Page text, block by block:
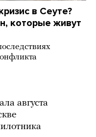
в Сеуте?
которые живут
августа